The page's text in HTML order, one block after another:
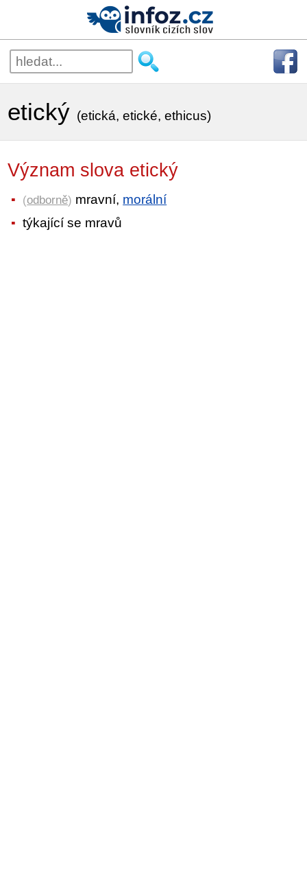
etický (etická, etické, ethicus)
Význam slova etický
(odborně) mravní, morální
týkající se mravů